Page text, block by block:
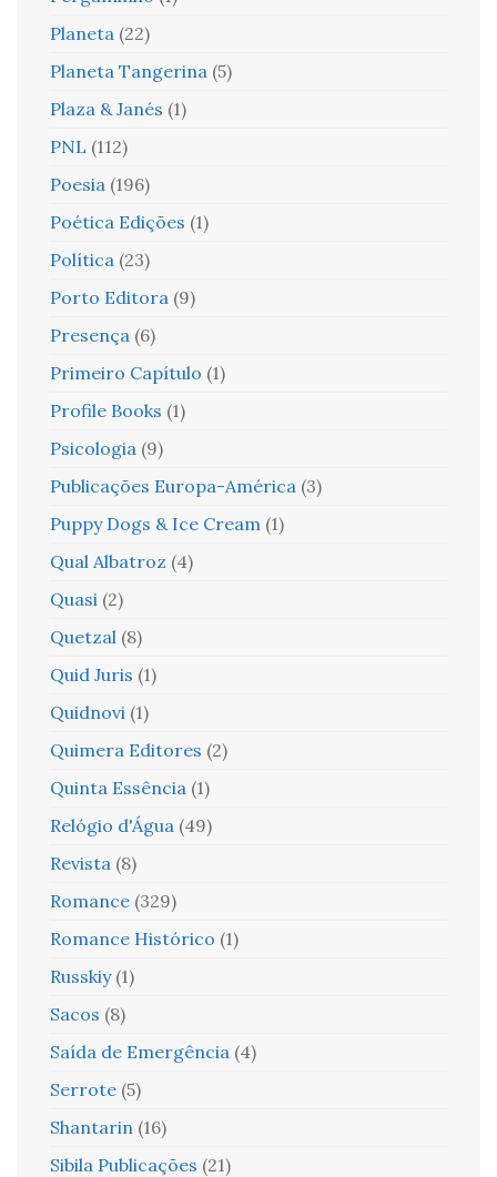
Planeta (22)
Planeta Tangerina (5)
Plaza & Janés (1)
PNL (112)
Poesia (196)
Poética Edições (1)
Política (23)
Porto Editora (9)
Presença (6)
Primeiro Capítulo (1)
Profile Books (1)
Psicologia (9)
Publicações Europa-América (3)
Puppy Dogs & Ice Cream (1)
Qual Albatroz (4)
Quasi (2)
Quetzal (8)
Quid Juris (1)
Quidnovi (1)
Quimera Editores (2)
Quinta Essência (1)
Relógio d'Água (49)
Revista (8)
Romance (329)
Romance Histórico (1)
Russkiy (1)
Sacos (8)
Saída de Emergência (4)
Serrote (5)
Shantarin (16)
Sibila Publicações (21)